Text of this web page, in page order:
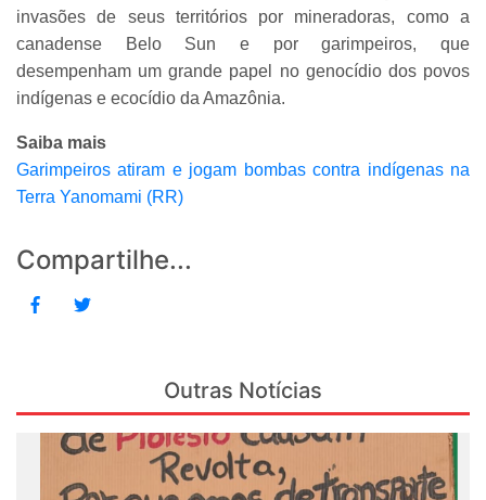
invasões de seus territórios por mineradoras, como a
canadense Belo Sun e por garimpeiros, que
desempenham um grande papel no genocídio dos povos
indígenas e ecocídio da Amazônia.
Saiba mais
Garimpeiros atiram e jogam bombas contra indígenas na
Terra Yanomami (RR)
Compartilhe...
Outras Notícias